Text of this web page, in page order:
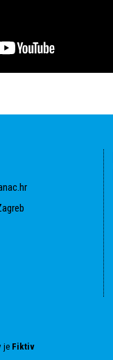
je Fiktiv